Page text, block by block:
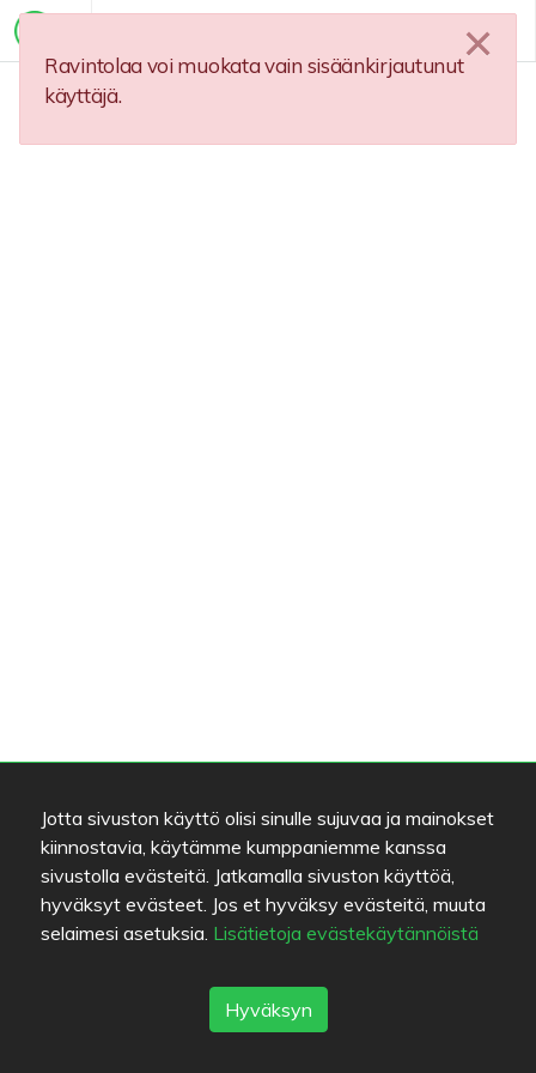
Ravintolaa voi muokata vain sisäänkirjautunut
käyttäjä.
Jotta sivuston käyttö olisi sinulle sujuvaa ja mainokset
kiinnostavia, käytämme kumppaniemme kanssa
sivustolla evästeitä. Jatkamalla sivuston käyttöä,
hyväksyt evästeet. Jos et hyväksy evästeitä, muuta
selaimesi asetuksia. Lisätietoja evästekäytännöistä
Hyväksyn